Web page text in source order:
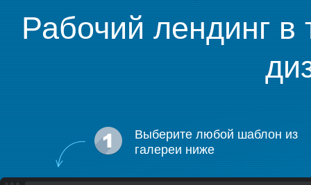
Рабочий лендинг в
Выберите любой шаблон из
галереи ниже